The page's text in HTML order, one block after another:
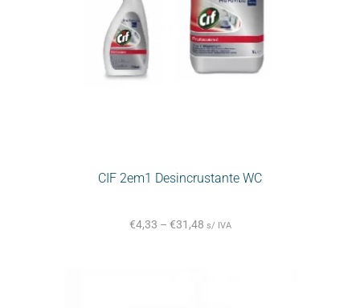
CIF 2em1 Desincrustante WC
€4,33 – €31,48 s/ IVA